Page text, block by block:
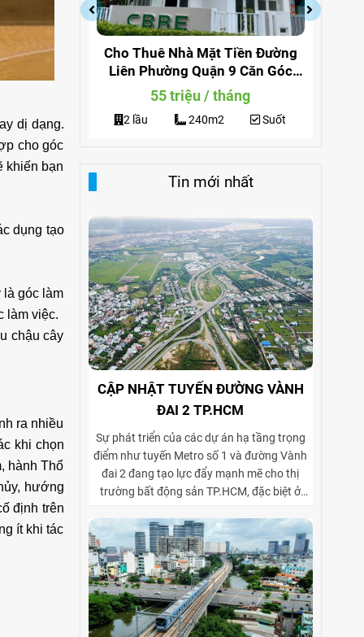
dị dạng.
cho góc
khiến bạn
dụng tạo
là góc làm
làm việc.
chậu cây
ra nhiều
khi chọn
hành Thổ
hướng
định trên
ít khi tác
Khang
Công
3
Cho Thuê Nhà Mặt Tiền Đường
Liên Phường Quận 9 Căn Góc
Làm Văn Phòng
55 triệu / tháng
2 lầu 240m2 Suốt
Tin mới nhất
CẬP NHẬT TUYẾN ĐƯỜNG VÀNH
ĐAI 2 TP.HCM
Sự phát triển của các dự án hạ tầng trọng
điểm như tuyến Metro số 1 và đường Vành
đai 2 đang tạo lực đẩy mạnh mẽ cho thị
trường bất động sản TP.HCM, đặc biệt ở
phòng. Vành đai 2 hoàn thiện mạng lưới
giao thông liên vùng, rút ngắn thời gian di
chuyển từ ngoại thành vào trung tâm, mở
rộng không gian phát triển cho các khu đô
thị mới, khu biệt thự cao cấp và cụm văn
phòng ở những vị trí chiến lược. Sự kết hợp
giữa tiện ích di chuyển và hạ tầng đồng bộ